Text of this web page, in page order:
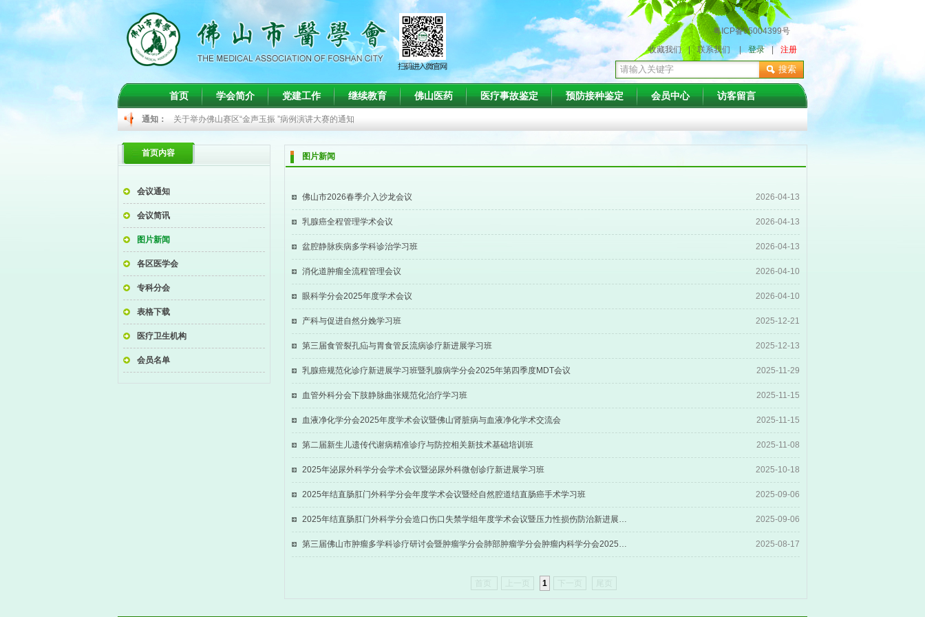
粤ICP备05004399号
收藏我们
| 联系我们 | 登录 | 注册
搜索
首页 学会简介 党建工作 继续教育 佛山医药 医疗事故鉴定 预防接种鉴定 会员中心 访客留言
通知：
关于举办儿科常见病的精准诊治学习班的通知
关于举办佛山赛区“金声玉振 ”病例演讲大赛的通知
关于召开2026年甲状腺癌规范化诊疗会议的通知
关于肾脏病学分会2026年年度学术会议暨第二十二届肾脏病与血液净化技术新进展学习班（第一轮）通知
关于举办儿科常见病的精准诊治学习班的通知
首页内容
会议通知
会议简讯
图片新闻
各区医学会
专科分会
表格下载
医疗卫生机构
会员名单
图片新闻
佛山市2026春季介入沙龙会议 2026-04-13
乳腺癌全程管理学术会议 2026-04-13
盆腔静脉疾病多学科诊治学习班 2026-04-13
消化道肿瘤全流程管理会议 2026-04-10
眼科学分会2025年度学术会议 2026-04-10
产科与促进自然分娩学习班 2025-12-21
第三届食管裂孔疝与胃食管反流病诊疗新进展学习班 2025-12-13
乳腺癌规范化诊疗新进展学习班暨乳腺病学分会2025年第四季度MDT会议 2025-11-29
血管外科分会下肢静脉曲张规范化治疗学习班 2025-11-15
血液净化学分会2025年度学术会议暨佛山肾脏病与血液净化学术交流会 2025-11-15
第二届新生儿遗传代谢病精准诊疗与防控相关新技术基础培训班 2025-11-08
2025年泌尿外科学分会学术会议暨泌尿外科微创诊疗新进展学习班 2025-10-18
2025年结直肠肛门外科学分会年度学术会议暨经自然腔道结直肠癌手术学习班 2025-09-06
2025年结直肠肛门外科学分会造口伤口失禁学组年度学术会议暨压力性损伤防治新进展学习班 2025-09-06
第三届佛山市肿瘤多学科诊疗研讨会暨肿瘤学分会肺部肿瘤学分会肿瘤内科学分会2025年年度学术会议 2025-08-17
1